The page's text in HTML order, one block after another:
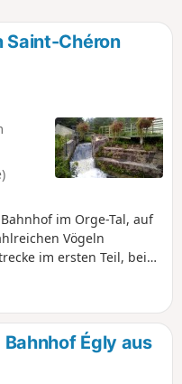
Saint-Chéron
im Orge-Tal, auf
Vögeln
im ersten Teil, bei
eine gut
ein kleiner Menhir,
Égly aus